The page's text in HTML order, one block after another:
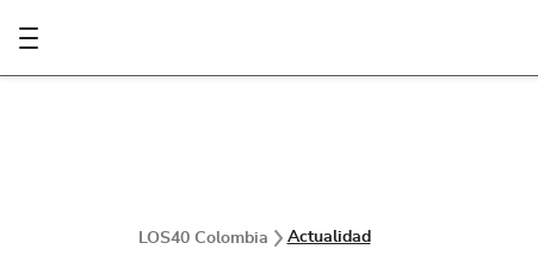
LOS40 Colombia Actualidad